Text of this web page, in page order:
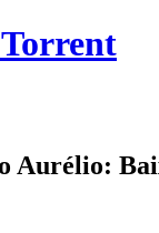
Aurélio: